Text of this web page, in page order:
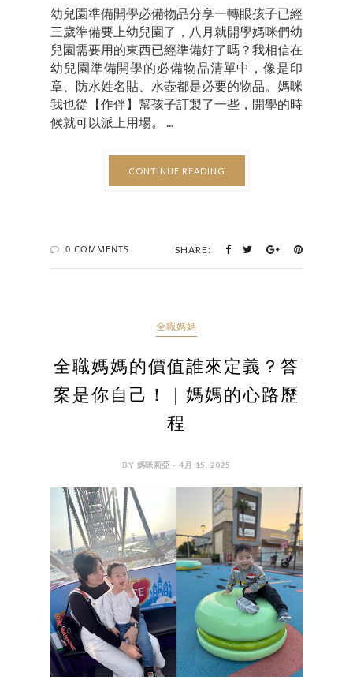
幼兒園準備開學必備物品分享一轉眼孩子已經
三歲準備要上幼兒園了，八月就開學媽咪們幼
兒園需要用的東西已經準備好了嗎？我相信在
幼兒園準備開學的必備物品清單中，像是印
章、防水姓名貼、水壺都是必要的物品。媽咪
我也從【作伴】幫孩子訂製了一些，開學的時
候就可以派上用場。 ...
CONTINUE READING
0 COMMENTS SHARE:
全職媽媽
全職媽媽的價值誰來定義？答
案是你自己！｜媽媽的心路歷
程
BY 媽咪莉亞 - 4月 15, 2025